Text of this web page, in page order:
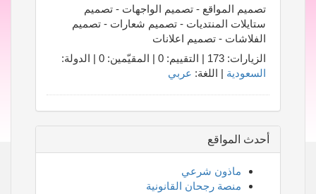
تصميم المواقع - تصميم الواجهات - تصميم
ستايلات المنتديات - تصميم شعارات - تصميم
الفلاشات - تصميم اعلانات
الزيارات: 173 | التقييم: 0 | المقيّمين: 0 | الدولة:
السعودية | اللغة: عربي
أحدث المواقع
ماذون شرعي
منصة رجحان القانونية